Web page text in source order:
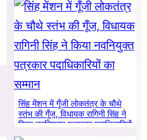
सिंह मेंशन में गूँजी लोकतंत्र के चौथे
स्तंभ की गूँज, विधायक रागिनी सिंह ने
किया नवनियुक्त पत्रकार पदाधिकारियों
का सम्मान